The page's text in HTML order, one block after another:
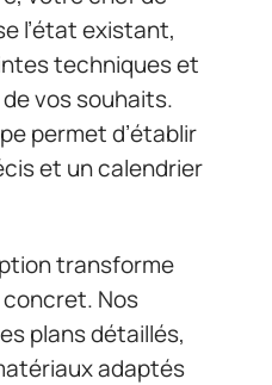
l’état existant,
techniques et
vos souhaits.
permet d’établir
et un calendrier
transforme
Nos
plans détaillés,
adaptés